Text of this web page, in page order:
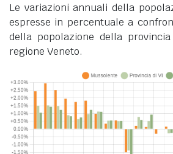
Le variazioni annuali della
espresse in percentuale a
della popolazione della
regione Veneto.